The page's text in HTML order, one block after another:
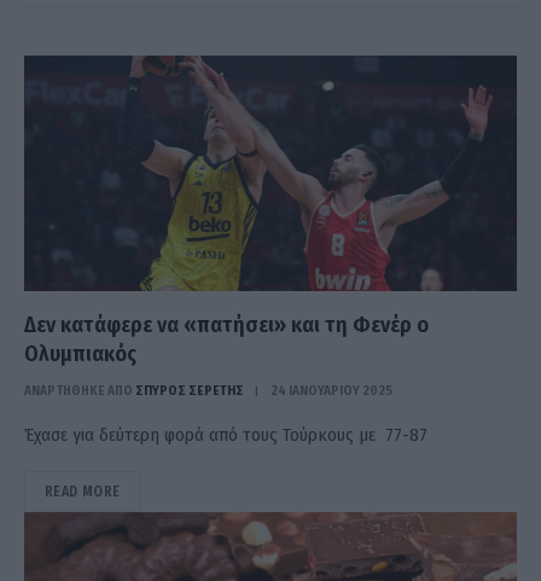
Δεν κατάφερε να «πατήσει» και τη Φενέρ ο
Ολυμπιακός
ΑΝΑΡΤΗΘΗΚΕ ΑΠΟ ΣΠΎΡΟΣ ΣΕΡΈΤΗΣ 24 ΙΑΝΟΥΑΡΊΟΥ 2025
Έχασε για δεύτερη φορά από τους Τούρκους με 77-87
READ MORE